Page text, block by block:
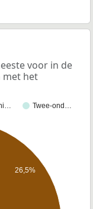
voor in de
met het
Twee-ond…
26,5%